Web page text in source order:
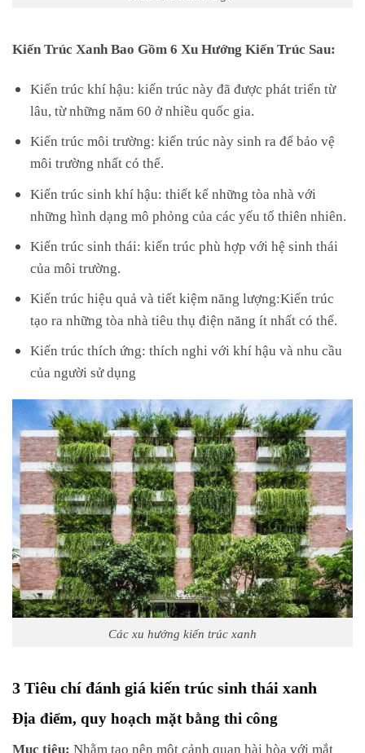
Kiến Trúc Xanh Bao Gồm 6 Xu Hướng Kiến Trúc Sau:
Kiến trúc khí hậu: kiến trúc này đã được phát triển từ
lâu, từ những năm 60 ở nhiều quốc gia.
Kiến trúc môi trường: kiến trúc này sinh ra để bảo vệ
môi trường nhất có thể.
Kiến trúc sinh khí hậu: thiết kế những tòa nhà với
những hình dạng mô phỏng của các yếu tố thiên nhiên.
Kiến trúc sinh thái: kiến trúc phù hợp với hệ sinh thái
của môi trường.
Kiến trúc hiệu quả và tiết kiệm năng lượng:Kiến trúc
tạo ra những tòa nhà tiêu thụ điện năng ít nhất có thể.
Kiến trúc thích ứng: thích nghi với khí hậu và nhu cầu
của người sử dụng
Các xu hướng kiến trúc xanh
3 Tiêu chí đánh giá kiến trúc sinh thái xanh
Địa điểm, quy hoạch mặt bằng thi công
Mục tiêu: Nhằm tạo nên một cảnh quan hài hòa với mắt